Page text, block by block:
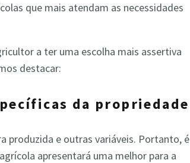
que mais atendam as necessidades
a ter uma escolha mais assertiva
destacar:
da propriedade
produzida e outras variáveis. Portanto, é
apresentará uma melhor para a